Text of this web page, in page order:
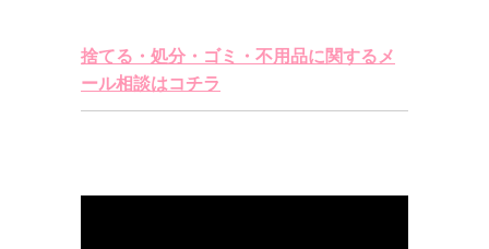
捨てる・処分・ゴミ・不用品に関するメ
ール相談はコチラ